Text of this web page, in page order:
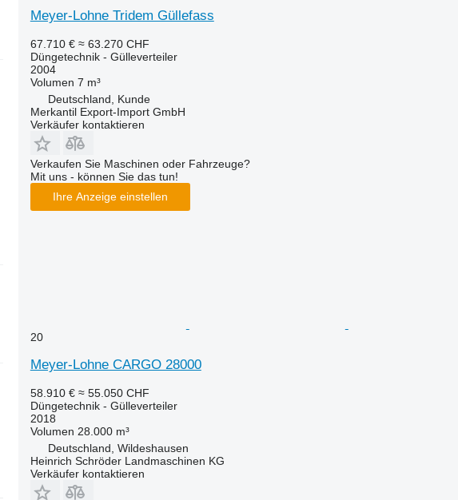
Meyer-Lohne Tridem Güllefass
67.710 € ≈ 63.270 CHF
Düngetechnik - Gülleverteiler
2004
Volumen 7 m³
Deutschland, Kunde
Merkantil Export-Import GmbH
Verkäufer kontaktieren
Verkaufen Sie Maschinen oder Fahrzeuge?
Mit uns - können Sie das tun!
Ihre Anzeige einstellen
20
Meyer-Lohne CARGO 28000
58.910 € ≈ 55.050 CHF
Düngetechnik - Gülleverteiler
2018
Volumen 28.000 m³
Deutschland, Wildeshausen
Heinrich Schröder Landmaschinen KG
Verkäufer kontaktieren